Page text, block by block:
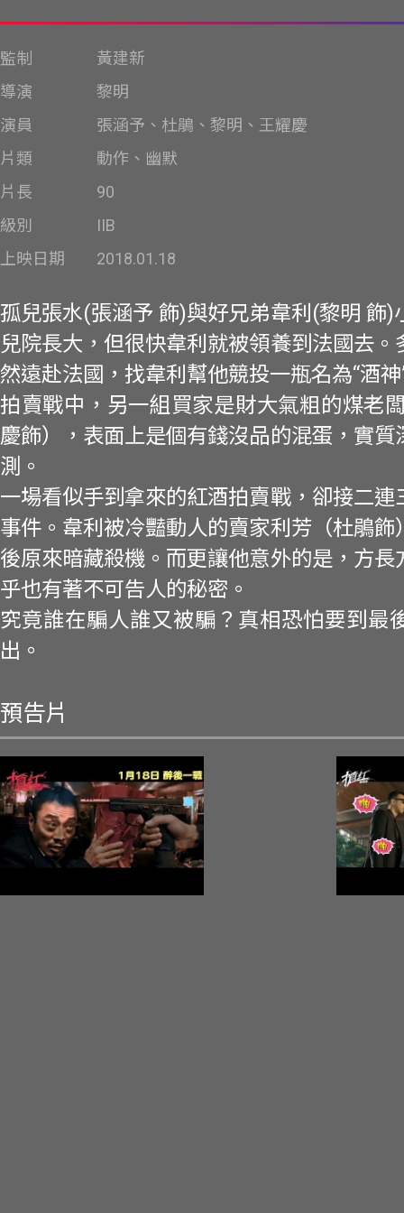
監制
黃建新
導演
黎明
演員
張涵予、杜鵑、黎明、王耀慶
片類
動作、幽默
片長
90
級別
IIB
上映日期
2018.01.18
孤兒張水(張涵予 飾)與好兄弟韋利(黎明 飾)
兒院長大，但很快韋利就被領養到法國去。
然遠赴法國，找韋利幫他競投一瓶名為“酒
拍賣戰中，另一組買家是財大氣粗的煤老
慶飾），表面上是個有錢沒品的混蛋，實質
測。
一場看似手到拿來的紅酒拍賣戰，卻接二連
事件。韋利被冷豔動人的賣家利芳（杜鵑飾
後原來暗藏殺機。而更讓他意外的是，方長
乎也有著不可告人的秘密。
究竟誰在騙人誰又被騙？真相恐怕要到最
出。
預告片